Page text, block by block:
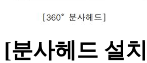
[분사헤드 설